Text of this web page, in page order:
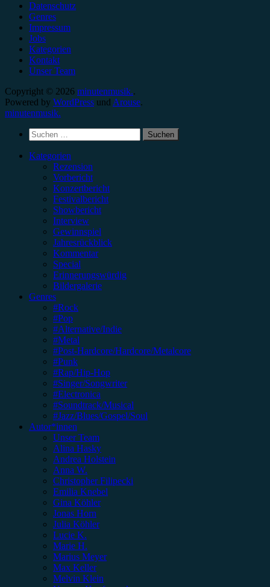
Datenschutz
Genres
Impressum
Jobs
Kategorien
Kontakt
Unser Team
Copyright © 2026 minutenmusik..
Powered by WordPress und Arouse.
minutenmusik.
Suchen
nach:
Kategorien
Rezension
Vorbericht
Konzertbericht
Festivalbericht
Showbericht
Interview
Gewinnspiel
Jahresrückblick
Kommentar
Special
Erinnerungswürdig
Bildergalerie
Genres
#Rock
#Pop
#Alternative/Indie
#Metal
#Post-Hardcore/Hardcore/Metalcore
#Punk
#Rap/Hip-Hop
#Singer/Songwriter
#Electronica
#Soundtrack/Musical
#Jazz/Blues/Gospel/Soul
Autor*innen
Unser Team
Alina Hasky
Andrea Holstein
Anna W.
Christopher Filipecki
Emilia Knebel
Gina Köhler
Jonas Horn
Julia Köhler
Lucie K.
Marie H.
Marius Meyer
Max Keller
Melvin Klein